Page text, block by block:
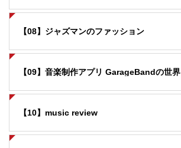
【08】ジャズマンのファッション
【09】音楽制作アプリ GarageBandの世界
【10】music review